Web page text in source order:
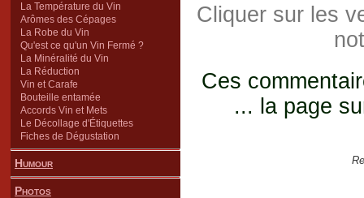
La Température du Vin
Arômes des Cépages
La Robe du Vin
Qu'est ce qu'un Vin Fermé ?
La Minéralité du Vin
La Réduction
Vin et Carafe
Bouteille entamée
Accords Vin et Mets
Le Décollage d'Étiquettes
Fiches de Dégustation
Humour
Photos
Cliquer sur les
Ces
... la page